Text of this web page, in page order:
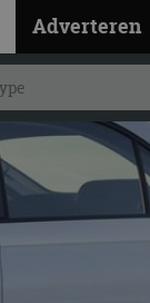
Adverteren